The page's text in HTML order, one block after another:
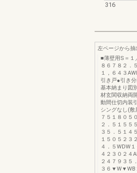
316
左ページから
■薄壁用S＝１
８６７８２．
１，６４３
引き戸●引き
基本納まり図
材玄関収納両
動間仕切内装
シングなし(敷
７５１８０５
２．５１５５
３５．５１４
１５０５２３
４．５WDW
４２３０２４
２４７９３５
３６▼W▼WB